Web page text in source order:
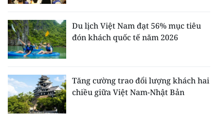
Du lịch Việt Nam đạt 56% mục tiêu
đón khách quốc tế năm 2026
Tăng cường trao đổi lượng khách hai
chiều giữa Việt Nam-Nhật Bản